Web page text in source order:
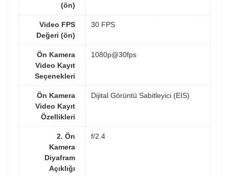
(ön)
Video FPS
Değeri (ön)
30 FPS
Ön Kamera
Video Kayıt
Seçenekleri
1080p@30fps
Ön Kamera
Video Kayıt
Özellikleri
Dijital Görüntü Sabitleyici (EIS)
2. Ön
Kamera
Diyafram
Açıklığı
f/2.4